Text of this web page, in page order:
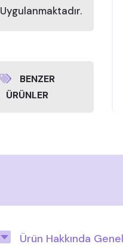
Uygulanmaktadır.
BENZER
ÜRÜNLER
Ürün Hakkında